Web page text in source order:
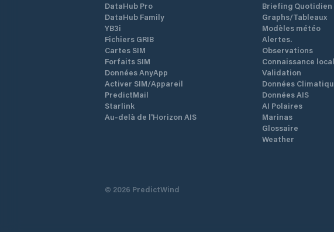
DataHub Pro
DataHub Family
YB3i
Fichiers GRIB
Cartes SIM
Forfaits SIM
Données AnyApp
Activer SIM/Appareil
PredictMail
Starlink
Au-delà de l'Horizon AIS
Briefing Quotidien
Graphs/Tableaux
Modèles météo
Alertes.
Observations
Connaissance
Validation
Données
Données AIS
AI Polaires
Marinas
Glossaire
Weather
© 2026 PredictWind